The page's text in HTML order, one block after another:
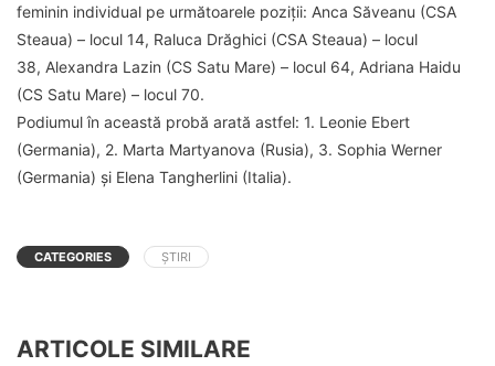
feminin individual pe următoarele poziții: Anca Săveanu (CSA
Steaua) – locul 14, Raluca Drăghici (CSA Steaua) – locul
38, Alexandra Lazin (CS Satu Mare) – locul 64, Adriana Haidu
(CS Satu Mare) – locul 70.
Podiumul în această probă arată astfel: 1. Leonie Ebert
(Germania), 2. Marta Martyanova (Rusia), 3. Sophia Werner
(Germania) și Elena Tangherlini (Italia).
CATEGORIES ȘTIRI
ARTICOLE SIMILARE